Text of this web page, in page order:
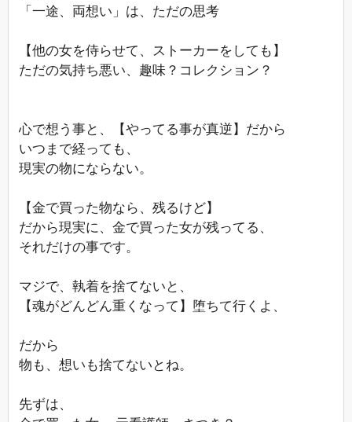
「一途、両想い」は、ただの思考
【他の女を侍らせて、ストーカーをしても】
ただの気持ち悪い、趣味？コレクション？
心で想う事と、【やってる事が真逆】だから
いつまで経っても、
現実の物にならない。
【金で買った物なら、残るけど】
だから現実に、金で買った女が残ってる、
それだけの事です。
マジで、執着を捨てないと、
【魂がどんどん重くなって】堕ちて行くよ、
だから
物も、想いも捨てないとね。
先ずは、